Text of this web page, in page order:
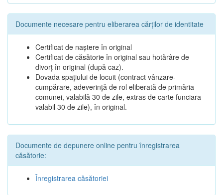
Documente necesare pentru eliberarea cărților de identitate
Certificat de naștere în original
Certificat de căsătorie în original sau hotărâre de
divorț în original (după caz).
Dovada spațiului de locuit (contract vânzare-
cumpărare, adeverință de rol eliberată de primăria
comunei, valabilă 30 de zile, extras de carte funciara
valabil 30 de zile), în original.
Documente de depunere online pentru înregistrarea
căsătorie:
Înregistrarea căsătoriei